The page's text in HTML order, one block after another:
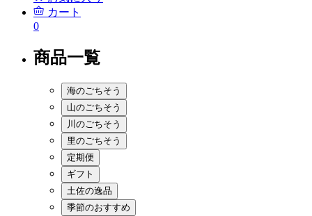
カート
0
商品一覧
海のごちそう
山のごちそう
川のごちそう
里のごちそう
定期便
ギフト
土佐の逸品
季節のおすすめ